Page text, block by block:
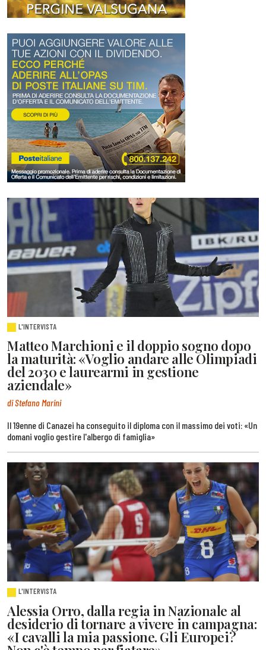
L'INTERVISTA
Matteo Marchioni e il doppio sogno dopo
la maturità: «Voglio andare alle Olimpiadi
del 2030 e laurearmi in gestione
aziendale»
di Stefano Marini
Il 19enne di Canazei ha conseguito il diploma con il massimo dei voti: «Un
domani voglio gestire l'albergo di famiglia»
L'INTERVISTA
Alessia Orro, dalla regia in Nazionale al
desiderio di tornare a vivere in campagna:
«I cavalli la mia passione. Gli Europei?